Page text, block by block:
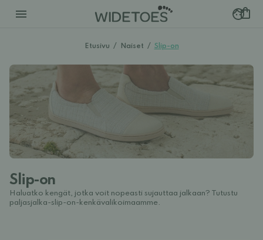
Etusivu / Naiset / Slip-on
Slip-on
Haluatko kengät, jotka voit nopeasti sujauttaa jalkaan? Tutustu
paljasjalka-slip-on-kenkävalikoimaamme.